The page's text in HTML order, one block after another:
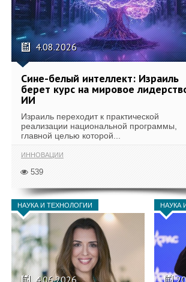
4.08.2026
Сине-белый интеллект: Израиль
берет курс на мировое
ИИ
Израиль переходит к практической
реализации национальной программы,
главной целью которой...
ИННОВАЦИИ
539
НАУКА И ТЕХНОЛОГИИ
4.06.2026
НАУКА